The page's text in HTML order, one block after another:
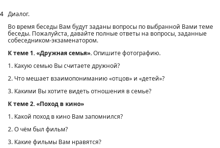
4 Диалог.
Во время беседы Вам будут заданы вопросы по выбранной Вами теме
беседы. Пожалуйста, давайте полные ответы на вопросы, заданные
собеседником-экзаменатором.
К теме 1. «Дружная семья».Опишите фотографию.
1. Какую семью Вы считаете дружной?
2. Что мешает взаимопониманию «отцов» и «детей»?
3. Какими Вы хотите видеть отношения в семье?
К теме 2. «Поход в кино»
1. Какой поход в кино Вам запомнился?
2. О чём был фильм?
3. Какие фильмы Вам нравятся?